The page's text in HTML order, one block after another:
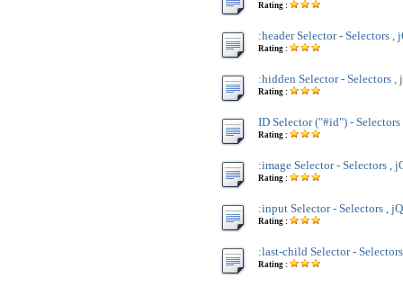
Rating :
:header Selector - Selectors ,
Rating :
:hidden Selector - Selectors ,
Rating :
ID Selector ("#id") -
Rating :
:image Selector - Selectors ,
Rating :
:input Selector - Selectors ,
Rating :
:last-child Selector -
Rating :